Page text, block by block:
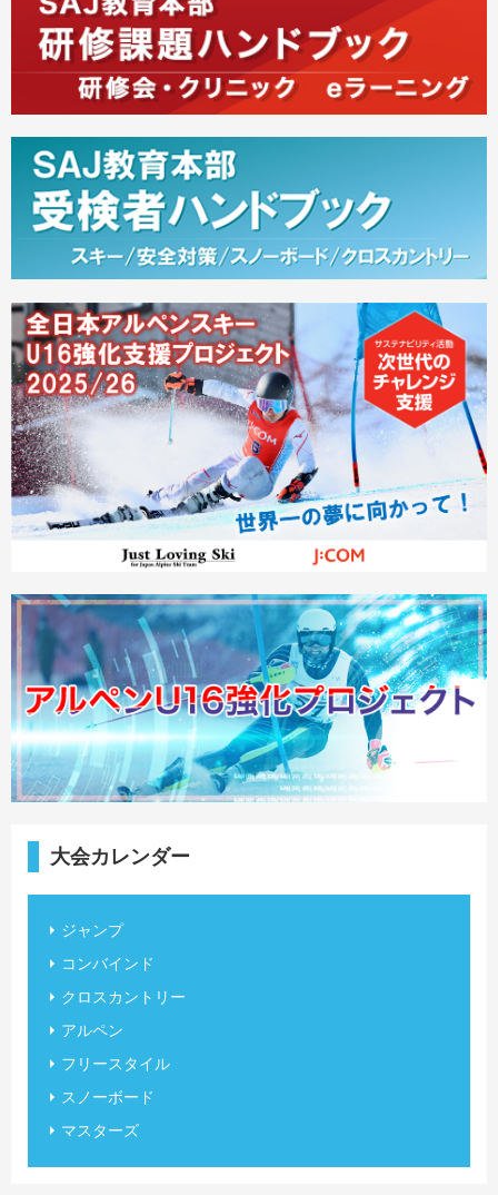
大会カレンダー
ジャンプ
コンバインド
クロスカントリー
アルペン
フリースタイル
スノーボード
マスターズ